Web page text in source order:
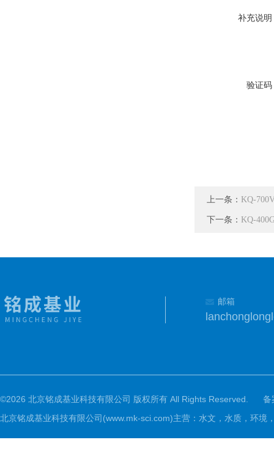
补充说明
验证码
上一条： KQ-
下一条： KQ-
邮箱
©2026 北京铭成基业科技有限公司 版权所有 All Rights Reserved.
备
北京铭成基业科技有限公司(www.mk-sci.com)主营：水文，水质，环境